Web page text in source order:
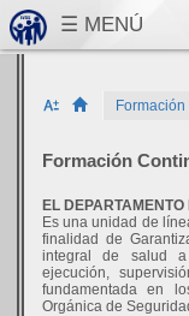
Formación
EL
Es una unidad de
finalidad de
integral de salud
ejecución,
fundamentada en
Orgánica de